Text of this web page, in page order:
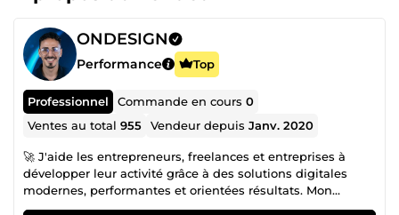
ONDESIGN
Performance Top
Professionnel Commande en cours0
Ventes au total955 Vendeur depuisJanv. 2020
🚀 J'aide les entrepreneurs, freelances et entreprises à
développer leur activité grâce à des solutions digitales
modernes, performantes et orientées résultats. Mon
objectif est de créer des systèmes qui améliorent votre